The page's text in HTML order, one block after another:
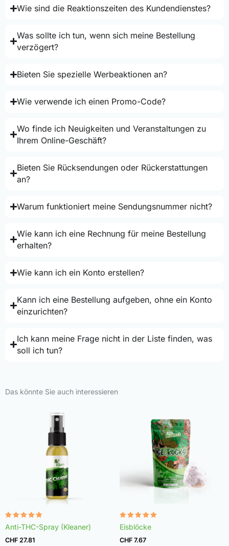
Wie sind die Reaktionszeiten des Kundendienstes?
Was sollte ich tun, wenn sich meine Bestellung
verzögert?
Bieten Sie spezielle Werbeaktionen an?
Wie verwende ich einen Promo-Code?
Wo finde ich Neuigkeiten und Veranstaltungen zu
Ihrem Online-Geschäft?
Bieten Sie Rücksendungen oder Rückerstattungen
an?
Warum funktioniert meine Sendungsnummer nicht?
Wie kann ich eine Rechnung für meine Bestellung
erhalten?
Wie kann ich ein Konto erstellen?
Kann ich eine Bestellung aufgeben, ohne ein Konto
einzurichten?
Ich kann meine Frage nicht in der Liste finden, was
soll ich tun?
Das könnte Sie auch interessieren
Bewertet
mit
4.75
von 5
Anti-THC-Spray (Kleaner)
CHF 27.81
Bewertet
mit
4.98
von 5
Eisblöcke
CHF 7.67